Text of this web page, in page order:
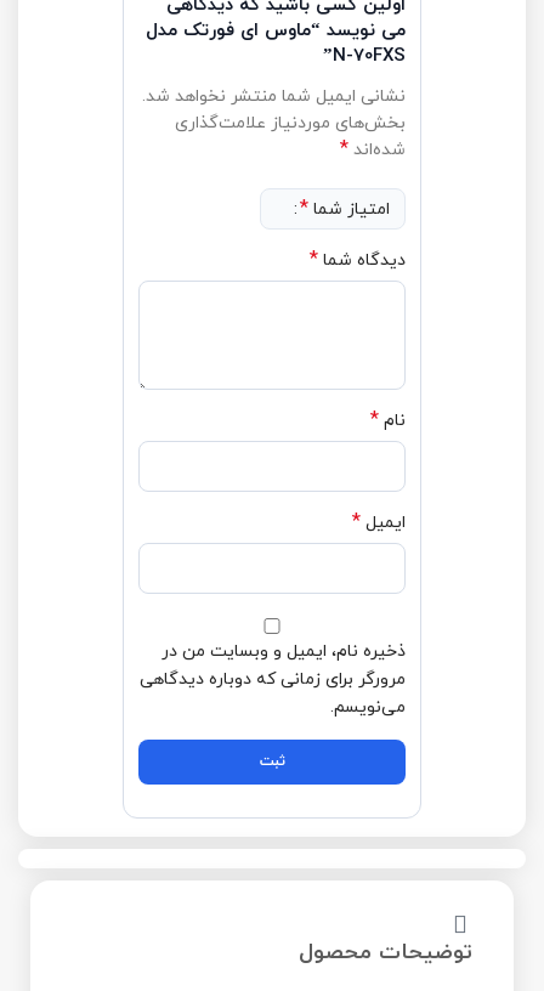
می نویسد “ماوس ای فورتک مدل
N-70FXS”
نشانی ایمیل شما منتشر نخواهد شد.
بخش‌های موردنیاز علامت‌گذاری
شده‌اند *
امتیاز شما *
دیدگاه شما *
نام *
ایمیل *
ذخیره نام، ایمیل و وبسایت من در
مرورگر برای زمانی که دوباره دیدگاهی
می‌نویسم.
توضیحات محصول